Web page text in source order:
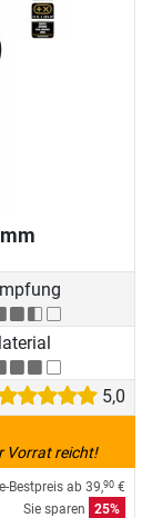
5,0
Vorrat reicht!
Bestpreis ab 39,90 €
Sie sparen
25%